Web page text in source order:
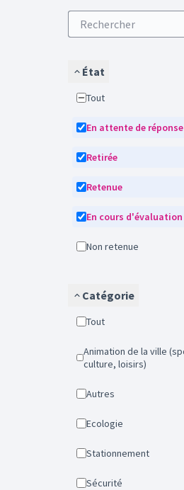
État
Tout
En attente de réponse
Retirée
Retenue
En cours d'évaluation
Non retenue
Catégorie
Tout
Animation de la ville (sport,
culture, loisirs)
Autres
Ecologie
Stationnement
Sécurité